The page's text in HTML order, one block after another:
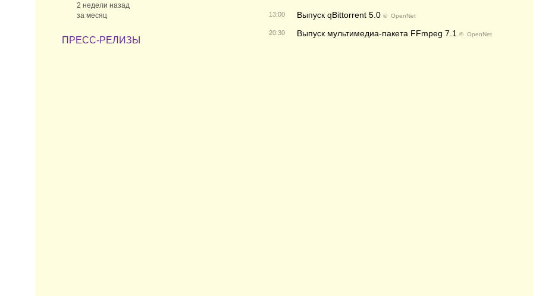
2 недели назад
за месяц
ПРЕСС-РЕЛИЗЫ
13:00 Выпуск qBittorrent 5.0 © OpenNet
20:30 Выпуск мультимедиа-пакета FFmpeg 7.1 © OpenNet